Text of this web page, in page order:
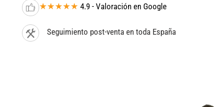
★★★★★ 4.9 - Valoración en Google
Seguimiento post-venta en toda España